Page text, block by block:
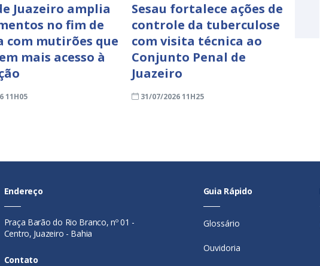
Juazeiro amplia
no fim de
com mutirões que
mais acesso à
11H05
Sesau fortalece ações de
controle da tuberculose
com visita técnica ao
Conjunto Penal de
Juazeiro
31/07/2026 11H25
Endereço
Praça Barão do Rio Branco, nº 01 -
Centro, Juazeiro - Bahia
Contato
Guia Rápido
Glossário
Ouvidoria